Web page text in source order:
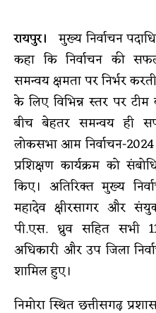
रायपुर। मुख्य निर्वाचन
कहा कि निर्वाचन की
समन्वय क्षमता पर निर्भर
के लिए विभिन्न स्तर पर
बीच बेहतर समन्वय ही
लोकसभा आम निर्वाचन-2024
प्रशिक्षण कार्यक्रम को
किए। अतिरिक्त मुख्य
महादेव क्षीरसागर और
पी.एस. ध्रुव सहित सभी
अधिकारी और उप जिला
शामिल हुए।
निमोरा स्थित छत्तीसगढ़